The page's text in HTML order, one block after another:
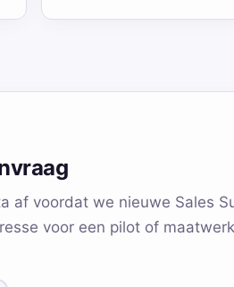
af voordat we nieuwe Sales
voor een pilot of